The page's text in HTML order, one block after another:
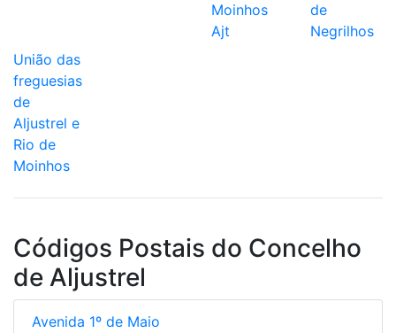
Moinhos
Ajt
de
Negrilhos
União das
freguesias
de
Aljustrel e
Rio de
Moinhos
Códigos Postais do Concelho
de Aljustrel
Avenida 1º de Maio